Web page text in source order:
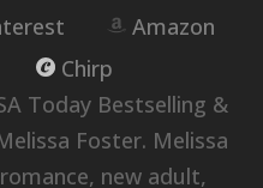
Amazon
Chirp
Today Bestselling &
Foster. Melissa
new adult,